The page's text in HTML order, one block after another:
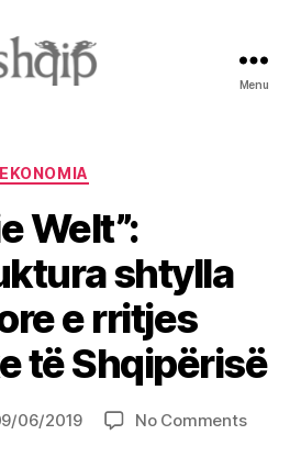
Menu
Categories
EKONOMIA
Welt”:
shtylla
e rritjes
të Shqipërisë
06/2019 No Commentson